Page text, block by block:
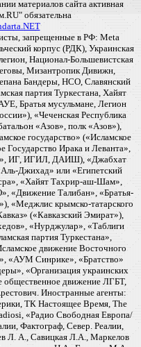
материалов сайта активная
обязательна
запрещенные в РФ: Meta
корпус (РДК), Украинская
Национал-Большевистская
Мизантропик Дивижн,
Бандеры, НСО, Славянский
партия Туркестана, Хайят
Братья мусульмане, Легион
«Чеченская Республика
«Азов», полк «Азов»),
государство» («Исламское
Государство Ирака и Леванта»,
ИГ, ИГИЛ, ДАИШ), «Джабхат
Джихад» или «Египетский
«Хайят Тахрир-аш-Шам»,
Талибан», «Братья-
«Меджлис крымско-татарского
(«Кавказский Эмират»),
«Нурджулар», «Таблиги
партия Туркестана»,
движение Восточного
«АУМ Синрике», «Братство»
«Организация украинских
движение ЛГБТ,
Иностранные агенты:
ТК Настоящее Время, The
«Радио Свободная Европа/
Фактограф, Север. Реалии,
Л. А., Савицкая Л.А., Маркелов